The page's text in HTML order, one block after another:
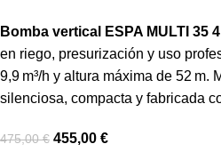
Bomba vertical ESPA MULTI 35 4
en riego, presurización y uso
9,9 m³/h y altura máxima de 52 m.
silenciosa, compacta y fabricada
475,00€ 455,00 €